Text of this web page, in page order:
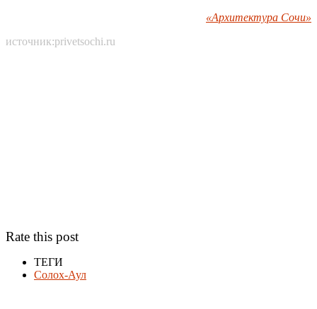
«Архитектура Сочи»
источник:privetsochi.ru
Rate this post
ТЕГИ
Солох-Аул